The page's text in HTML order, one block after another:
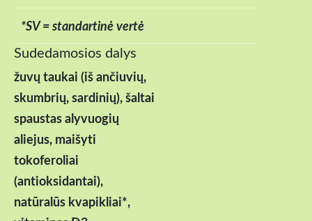
*SV = standartinė vertė
Sudedamosios dalys
žuvų taukai (iš ančiuvių,
skumbrių, sardinių), šaltai
spaustas alyvuogių
aliejus, maišyti
tokoferoliai
(antioksidantai),
natūralūs kvapikliai*,